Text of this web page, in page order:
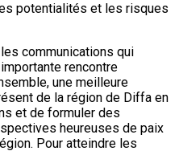
potentialités et les risques
communications qui
rencontre
une meilleure
de la région de Diffa en
et de formuler des
heureuses de paix
Pour atteindre les